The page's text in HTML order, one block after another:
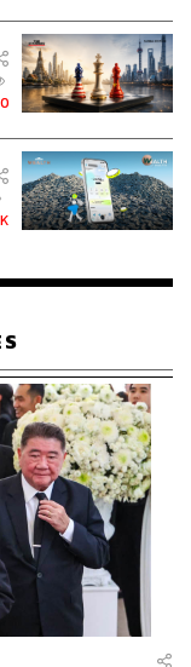
ป็ดย่าง เห็ด ผัก
แครอท ขาหมูตุ๋น
บผักโขม เนื้อ
บหม้อดินพริก
วผัดฮ่องเต้ ฯลฯ
ตั้งแต่ใช้ปลา
ก็ยิ่งใช้วัตถุดิบ
วยให้เป็นตัวเลือก
ในรูปน้องหมา